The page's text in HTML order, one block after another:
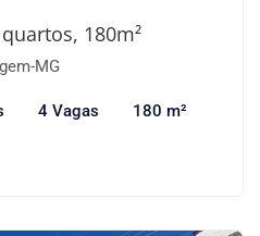
180m²
MG
4 Vagas 180 m²